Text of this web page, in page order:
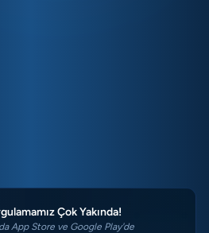
Çok Yakında!
App Store ve Google Play'de